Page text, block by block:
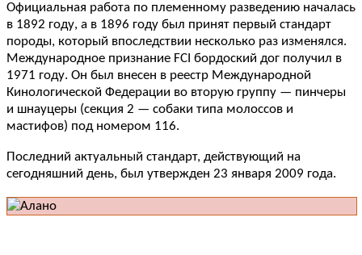
Официальная работа по племенному разведению началась
в 1892 году, а в 1896 году был принят первый стандарт
породы, который впоследствии несколько раз изменялся.
Международное признание FCI бордоский дог получил в
1971 году. Он был внесен в реестр Международной
Кинологической Федерации во вторую группу — пинчеры
и шнауцеры (секция 2 — собаки типа молоссов и
мастифов) под номером 116.
Последний актуальный стандарт, действующий на
сегодняшний день, был утвержден 23 января 2009 года.